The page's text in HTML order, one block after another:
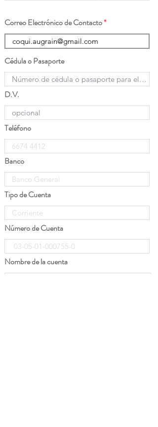
Correo Electrónico de Contacto
Cédula o Pasaporte
D.V.
Teléfono
Banco
Tipo de Cuenta
Número de Cuenta
Nombre de la cuenta